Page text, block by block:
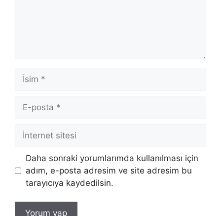
İsim
posta
İnternet
sitesi
Daha sonraki yorumlarımda kullanılması için
adım, e-posta adresim ve site adresim bu
tarayıcıya kaydedilsin.